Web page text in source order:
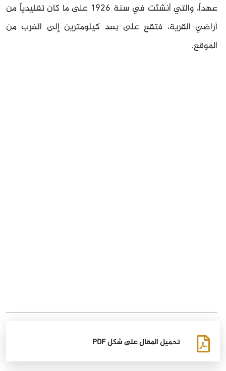
عهداً، والتي أنشئت في سنة 1926 على ما كان تقليدياً من
أراضي القرية، فتقع على بعد كيلومترين إلى الغرب من
الموقع.
تحميل المقال على شكل PDF